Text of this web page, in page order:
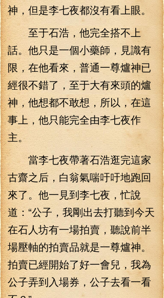
神，但是李七夜都沒有看上眼。
至于石浩，他完全搭不上
話。他只是一個小藥師，見識有
限，在他看來，普通一尊爐神已
經很不錯了，至于大有來頭的爐
神，他想都不敢想，所以，在這
事上，他只能完全由李七夜作
主。
當李七夜帶著石浩逛完這家
古齋之后，白翁氣喘吁吁地跑回
來了。他一見到李七夜，忙說
道：“公子，我剛出去打聽到今天
在石人坊有一場拍賣，聽說前半
場壓軸的拍賣品就是一尊爐神。
拍賣已經開始了好一會兒，我為
公子弄到入場券，公子去看一看